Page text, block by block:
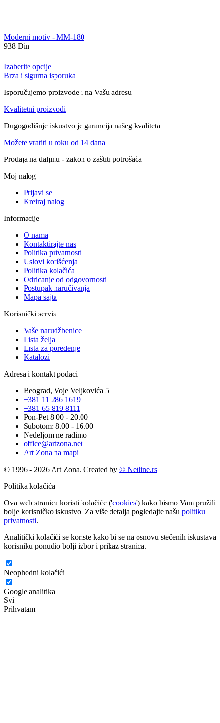
Moderni motiv - MM-180
938 Din
Izaberite opcije
Brza i sigurna isporuka
Isporučujemo proizvode i na Vašu adresu
Kvalitetni proizvodi
Dugogodišnje iskustvo je garancija našeg kvaliteta
Možete vratiti u roku od 14 dana
Prodaja na daljinu - zakon o zaštiti potrošača
Moj nalog
Prijavi se
Kreiraj nalog
Informacije
O nama
Kontaktirajte nas
Politika privatnosti
Uslovi korišćenja
Politika kolačića
Odricanje od odgovornosti
Postupak naručivanja
Mapa sajta
Korisnički servis
Vaše narudžbenice
Lista želja
Lista za poređenje
Katalozi
Adresa i kontakt podaci
Beograd, Voje Veljkovića 5
+381 11 286 1619
+381 65 819 8111
Pon-Pet 8.00 - 20.00
Subotom: 8.00 - 16.00
Nedeljom ne radimo
office@artzona.net
Art Zona na mapi
© 1996 - 2026 Art Zona. Created by © Netline.rs
Politika kolačića
Ova web stranica koristi kolačiće ('cookies') kako bismo Vam pružili
bolje korisničko iskustvo. Za više detalja pogledajte našu politiku
privatnosti.
Analitički kolačići se koriste kako bi se na osnovu stečenih iskustava
korisniku ponudio bolji izbor i prikaz stranica.
Neophodni kolačići
Google analitika
Svi
Prihvatam